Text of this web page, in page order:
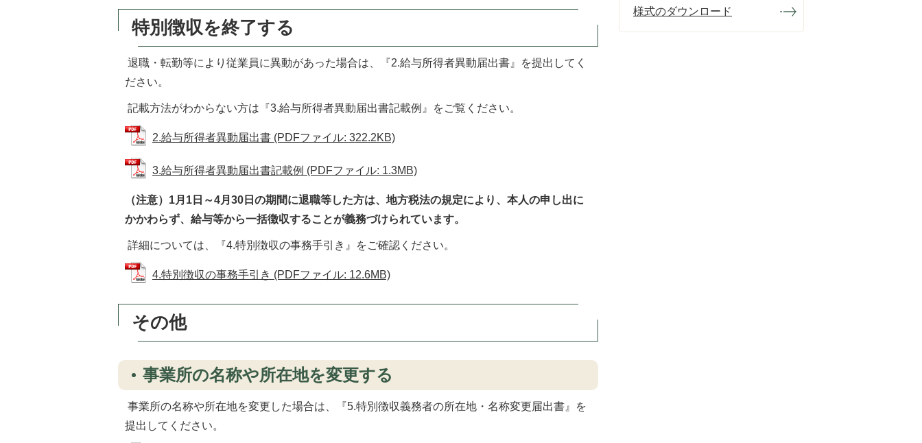
特別徴収を終了する
退職・転勤等により従業員に異動があった場合は、『2.給与所得者異動届出書』を提出してく
ださい。
記載方法がわからない方は『3.給与所得者異動届出書記載例』をご覧ください。
2.給与所得者異動届出書 (PDFファイル: 322.2KB)
3.給与所得者異動届出書記載例 (PDFファイル: 1.3MB)
（注意）1月1日～4月30日の期間に退職等した方は、地方税法の規定により、本人の申し出に
かかわらず、給与等から一括徴収することが義務づけられています。
詳細については、『4.特別徴収の事務手引き』をご確認ください。
4.特別徴収の事務手引き (PDFファイル: 12.6MB)
その他
事業所の名称や所在地を変更する
事業所の名称や所在地を変更した場合は、『5.特別徴収義務者の所在地・名称変更届出書』を
提出してください。
様式のダウンロード